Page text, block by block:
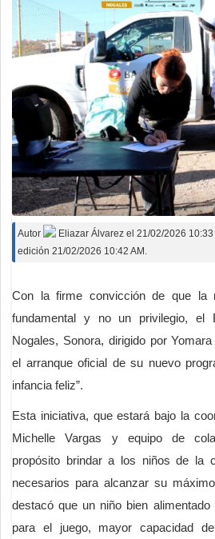
Autor Eliazar Álvarez el 21/02/2026 10:33
edición 21/02/2026 10:42 AM.
Con la firme convicción de que la
fundamental y no un privilegio, el
Nogales, Sonora, dirigido por
el arranque oficial de su nuevo
infancia feliz”.
Esta iniciativa, que estará bajo la
Michelle Vargas y equipo de
propósito brindar a los niños de la
necesarios para alcanzar su
destacó que un niño bien
para el juego, mayor capacidad